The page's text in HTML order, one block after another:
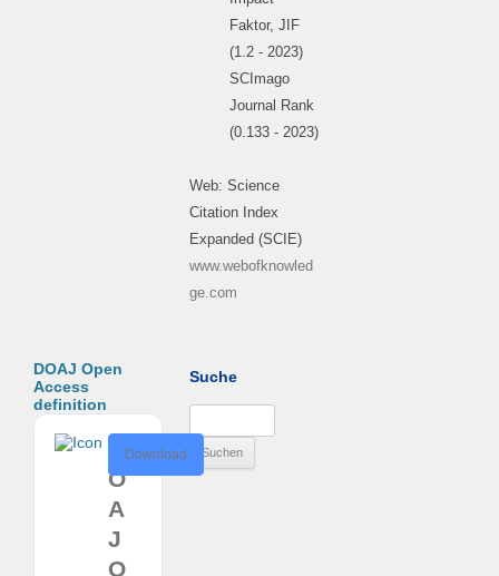
Faktor, JIF
(1.2 - 2023)
SCImago
Journal Rank
(0.133 - 2023)
Web: Science
Citation Index
Expanded (SCIE)
www.webofknowled
ge.com
DOAJ Open
Access
definition
O
A
J
O
Download
Suche
nach: